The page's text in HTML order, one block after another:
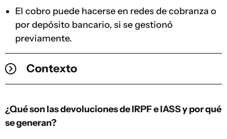
El cobro puede hacerse en redes de cobranza o
por depósito bancario, si se gestionó
previamente.
Contexto
¿Qué son las devoluciones de IRPF e IASS y por qué
se generan?